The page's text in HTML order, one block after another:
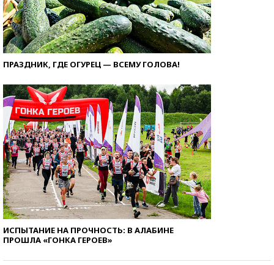
ПРАЗДНИК, ГДЕ ОГУРЕЦ — ВСЕМУ ГОЛОВА!
ИСПЫТАНИЕ НА ПРОЧНОСТЬ: В АЛАБИНЕ
ПРОШЛА «ГОНКА ГЕРОЕВ»